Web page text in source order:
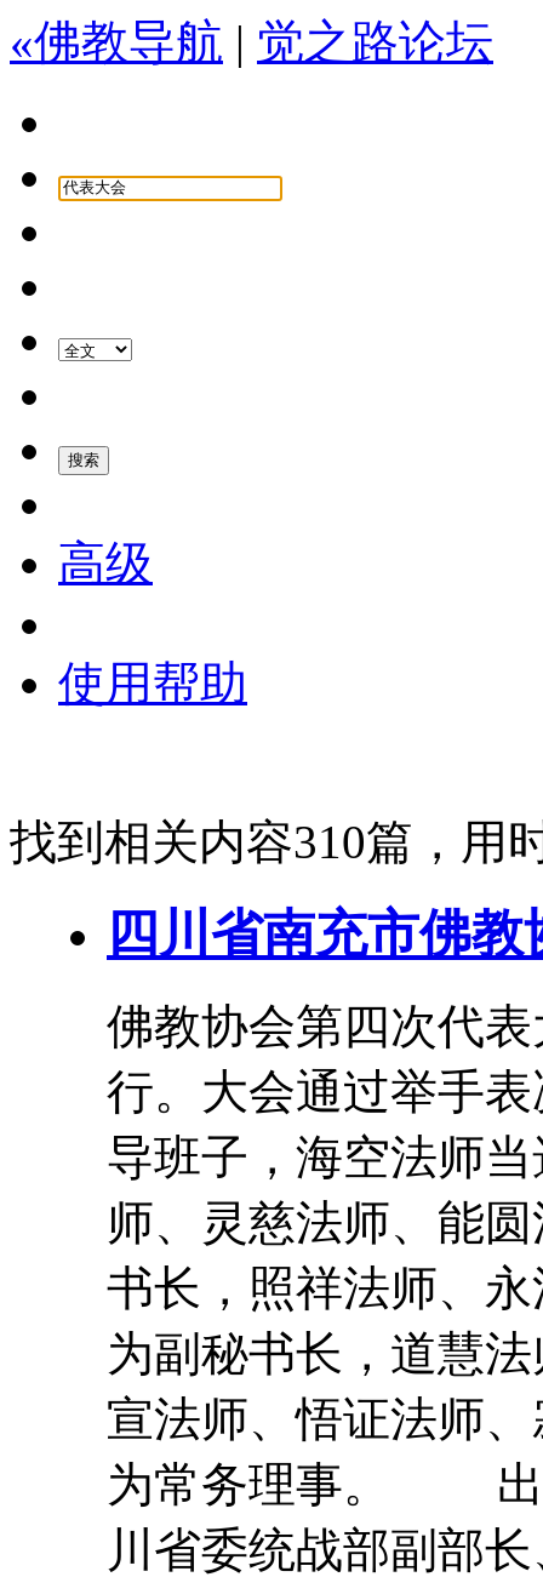
«佛教导航 | 觉之路论坛
高级
使用帮助
找到相关内容310篇，用
四川省南充市佛
佛教协会第四次代表
行。 大会通过举手
导班子，海空法师
师、灵慈法师、能
书长，照祥法师、
为副秘书长，道慧
宣法师、悟证法师
为常务理事。 出
川省委统战部副部